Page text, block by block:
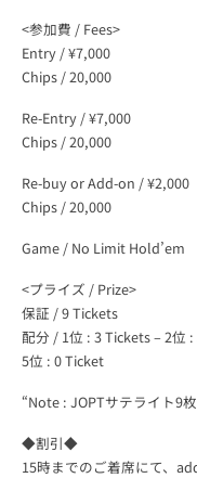
ン
ト
JOPT
|
Japan
Open
Poker
Tour
<参加費 / Fees>
Entry / ¥7,000
Chips / 20,000
Re-Entry / ¥7,000
Chips / 20,000
Re-buy or Add-on / ¥2,000
Chips / 20,000
Game / No Limit Hold’em
<プライズ / Prize>
保証 / 9 Tickets
配分 / 1位 : 3 Tickets – 2位
5位 : 0 Ticket
“Note : JOPTサテライト9
◆割引◆
15時までのご着席にて、